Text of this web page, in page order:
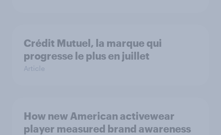
Crédit Mutuel, la marque qui
progresse le plus en juillet
Article
How new American activewear
player measured brand awareness